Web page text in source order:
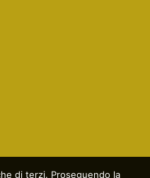
di terzi. Proseguendo la